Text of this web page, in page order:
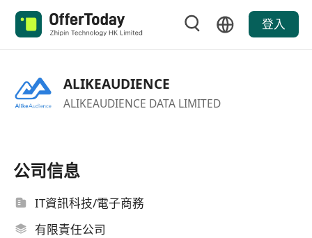
登入
ALIKEAUDIENCE
ALIKEAUDIENCE DATA LIMITED
公司信息
IT資訊科技/電子商務
有限責任公司